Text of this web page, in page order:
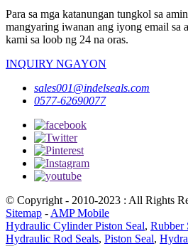
Para sa mga katanungan tungkol sa
mangyaring iwanan ang iyong email sa
kami sa loob ng 24 na oras.
INQUIRY NGAYON
sales001@indelseals.com
0577-62690077
© Copyright - 2010-2023 : All Rights
Sitemap - AMP Mobile
Hydraulic Cylinder Piston Seal, Rubber
Hydraulic Rod Seals, Piston Seal,